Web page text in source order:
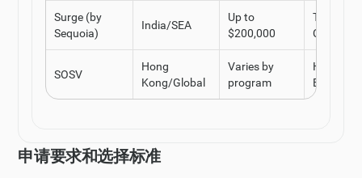
Surge (by
Sequoia)
India/SEA
Up to
$200,000
SOSV
Hong
Kong/Global
Varies by
program
Biotech
申请要求和选择标准